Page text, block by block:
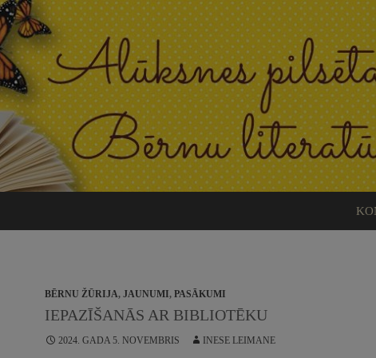
BĒRNU ŽŪRIJA, JAUNUMI, PASĀKUMI
IEPAZĪŠANĀS AR BIBLIOTĒKU
2024. GADA 5. NOVEMBRIS INESE LEIMANE